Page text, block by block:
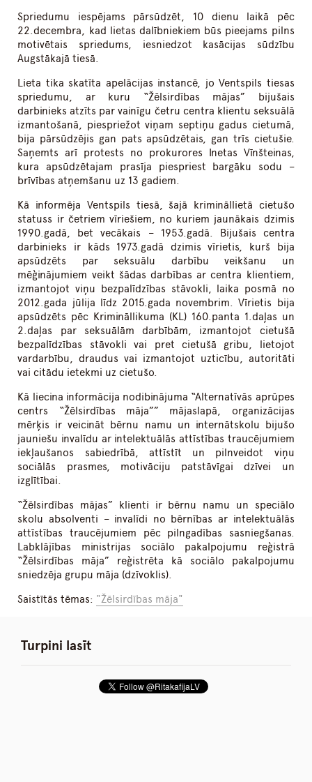
Spriedumu iespējams pārsūdzēt, 10 dienu laikā pēc
22.decembra, kad lietas dalībniekiem būs pieejams pilns
motivētais spriedums, iesniedzot kasācijas sūdzību
Augstākajā tiesā.
Lieta tika skatīta apelācijas instancē, jo Ventspils tiesas
spriedumu, ar kuru “Žēlsirdības mājas” bijušais
darbinieks atzīts par vainīgu četru centra klientu seksuālā
izmantošanā, piespriežot viņam septiņu gadus cietumā,
bija pārsūdzējis gan pats apsūdzētais, gan trīs cietušie.
Saņemts arī protests no prokurores Inetas Vīnšteinas,
kura apsūdzētajam prasīja piespriest bargāku sodu –
brīvības atņemšanu uz 13 gadiem.
Kā informēja Ventspils tiesā, šajā krimināllietā cietušo
statuss ir četriem vīriešiem, no kuriem jaunākais dzimis
1990.gadā, bet vecākais – 1953.gadā. Bijušais centra
darbinieks ir kāds 1973.gadā dzimis vīrietis, kurš bija
apsūdzēts par seksuālu darbību veikšanu un
mēģinājumiem veikt šādas darbības ar centra klientiem,
izmantojot viņu bezpalīdzības stāvokli, laika posmā no
2012.gada jūlija līdz 2015.gada novembrim. Vīrietis bija
apsūdzēts pēc Krimināllikuma (KL) 160.panta 1.daļas un
2.daļas par seksuālām darbībām, izmantojot cietušā
bezpalīdzības stāvokli vai pret cietušā gribu, lietojot
vardarbību, draudus vai izmantojot uzticību, autoritāti
vai citādu ietekmi uz cietušo.
Kā liecina informācija nodibinājuma “Alternatīvās aprūpes
centrs “Žēlsirdības māja”” mājaslapā, organizācijas
mērķis ir veicināt bērnu namu un internātskolu bijušo
jauniešu invalīdu ar intelektuālās attīstības traucējumiem
iekļaušanos sabiedrībā, attīstīt un pilnveidot viņu
sociālās prasmes, motivāciju patstāvīgai dzīvei un
izglītībai.
“Žēlsirdības mājas” klienti ir bērnu namu un speciālo
skolu absolventi – invalīdi no bērnības ar intelektuālās
attīstības traucējumiem pēc pilngadības sasniegšanas.
Labklājības ministrijas sociālo pakalpojumu reģistrā
“Žēlsirdības māja” reģistrēta kā sociālo pakalpojumu
sniedzēja grupu māja (dzīvoklis).
Saistītās tēmas: "Žēlsirdības māja"
Turpini lasīt